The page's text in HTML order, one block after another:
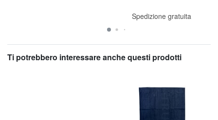
Spedizione gratuita
Ti potrebbero interessare anche questi prodotti